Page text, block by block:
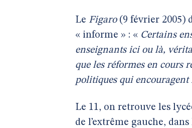
Le Figaro(9 février 2005)
« informe » : « Certains
enseignants ici ou là,
que les réformes en cours
politiques qui
Le 11, on retrouve les
de l’extrême gauche,